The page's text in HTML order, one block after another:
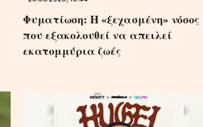
Φυματίωση: Η «ξεχασμένη» νόσος
που εξακολουθεί να απειλεί
εκατομμύρια ζωές